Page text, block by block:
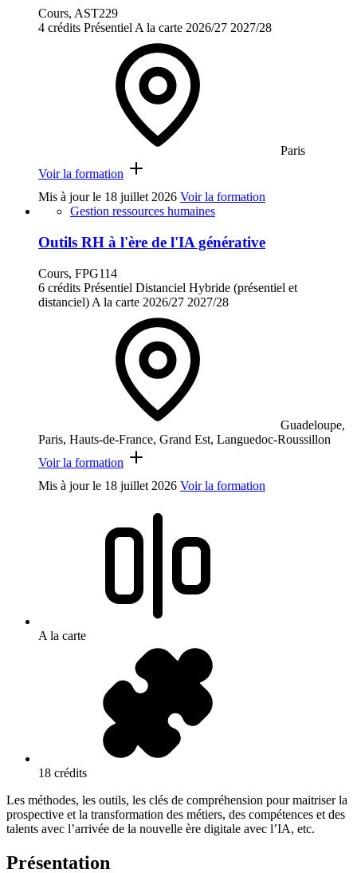
Cours, AST229
4 crédits Présentiel A la carte 2026/27 2027/28
Paris
Voir la formation
Mis à jour le 18 juillet 2026 Voir la formation
Gestion ressources humaines
Outils RH à l'ère de l'IA générative
Cours, FPG114
6 crédits Présentiel Distanciel Hybride (présentiel et
distanciel) A la carte 2026/27 2027/28
Guadeloupe,
Paris, Hauts-de-France, Grand Est, Languedoc-Roussillon
Voir la formation
Mis à jour le 18 juillet 2026 Voir la formation
A la carte
18 crédits
Les méthodes, les outils, les clés de compréhension pour maitriser la
prospective et la transformation des métiers, des compétences et des
talents avec l’arrivée de la nouvelle ère digitale avec l’IA, etc.
Présentation